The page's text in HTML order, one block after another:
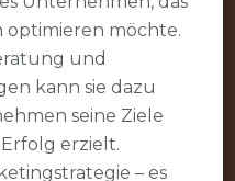
optimieren möchte.
und
kann sie dazu
seine Ziele
erzielt.
– es